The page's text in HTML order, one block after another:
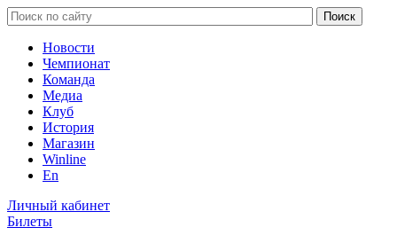
Новости
Чемпионат
Команда
Медиа
Клуб
История
Магазин
Winline
En
Личный кабинет
Билеты